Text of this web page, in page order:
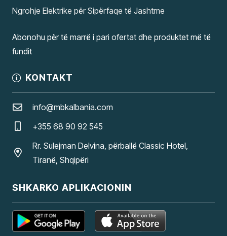
Ngrohje Elektrike për Sipërfaqe të Jashtme
Abonohu për të marrë i pari ofertat dhe produktet më të
fundit
KONTAKT
info@mbkalbania.com
+355 68 90 92 545
Rr. Sulejman Delvina, përballë Classic Hotel,
Tiranë, Shqipëri
SHKARKO APLIKACIONIN